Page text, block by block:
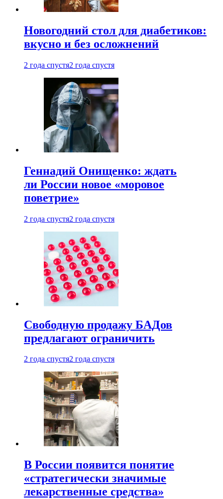
Новогодний стол для диабетиков:
вкусно и без осложнений
2 года спустя2 года спустя
Геннадий Онищенко: ждать
ли России новое «моровое
поветрие»
2 года спустя2 года спустя
Свободную продажу БАДов
предлагают ограничить
2 года спустя2 года спустя
В России появится понятие
«стратегически значимые
лекарственные средства»